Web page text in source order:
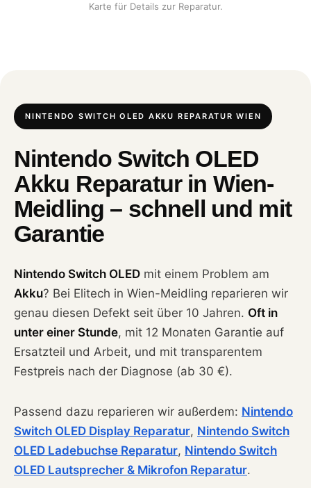
Karte für Details zur Reparatur.
NINTENDO SWITCH OLED AKKU REPARATUR WIEN
Nintendo Switch OLED
Akku Reparatur in Wien-
Meidling – schnell und mit
Garantie
Nintendo Switch OLED mit einem Problem am
Akku? Bei Elitech in Wien-Meidling reparieren wir
genau diesen Defekt seit über 10 Jahren. Oft in
unter einer Stunde, mit 12 Monaten Garantie auf
Ersatzteil und Arbeit, und mit transparentem
Festpreis nach der Diagnose (ab 30 €).
Passend dazu reparieren wir außerdem: Nintendo
Switch OLED Display Reparatur, Nintendo Switch
OLED Ladebuchse Reparatur, Nintendo Switch
OLED Lautsprecher & Mikrofon Reparatur.